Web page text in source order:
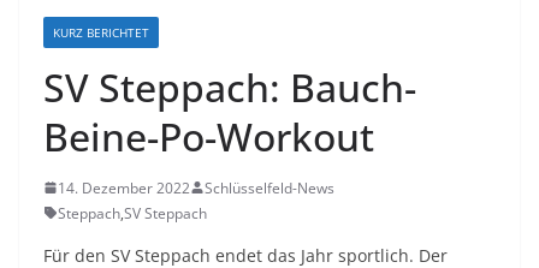
KURZ BERICHTET
SV Steppach: Bauch-
Beine-Po-Workout
14. Dezember 2022
Schlüsselfeld-News
Steppach,SV Steppach
Für den SV Steppach endet das Jahr sportlich. Der